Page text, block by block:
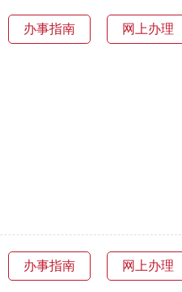
办事指南 网上办理
办事指南 网上办理